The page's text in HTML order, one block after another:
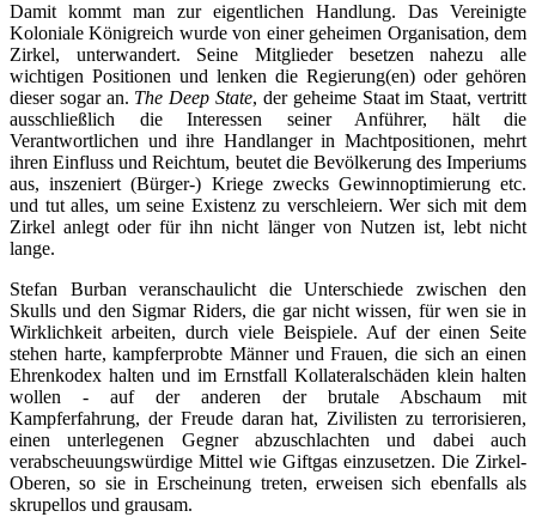
Damit kommt man zur eigentlichen Handlung. Das Vereinigte
Koloniale Königreich wurde von einer geheimen Organisation, dem
Zirkel, unterwandert. Seine Mitglieder besetzen nahezu alle
wichtigen Positionen und lenken die Regierung(en) oder gehören
dieser sogar an. The Deep State, der geheime Staat im Staat, vertritt
ausschließlich die Interessen seiner Anführer, hält die
Verantwortlichen und ihre Handlanger in Machtpositionen, mehrt
ihren Einfluss und Reichtum, beutet die Bevölkerung des Imperiums
aus, inszeniert (Bürger-) Kriege zwecks Gewinnoptimierung etc.
und tut alles, um seine Existenz zu verschleiern. Wer sich mit dem
Zirkel anlegt oder für ihn nicht länger von Nutzen ist, lebt nicht
lange.
Stefan Burban veranschaulicht die Unterschiede zwischen den
Skulls und den Sigmar Riders, die gar nicht wissen, für wen sie in
Wirklichkeit arbeiten, durch viele Beispiele. Auf der einen Seite
stehen harte, kampferprobte Männer und Frauen, die sich an einen
Ehrenkodex halten und im Ernstfall Kollateralschäden klein halten
wollen - auf der anderen der brutale Abschaum mit
Kampferfahrung, der Freude daran hat, Zivilisten zu terrorisieren,
einen unterlegenen Gegner abzuschlachten und dabei auch
verabscheuungswürdige Mittel wie Giftgas einzusetzen. Die Zirkel-
Oberen, so sie in Erscheinung treten, erweisen sich ebenfalls als
skrupellos und grausam.